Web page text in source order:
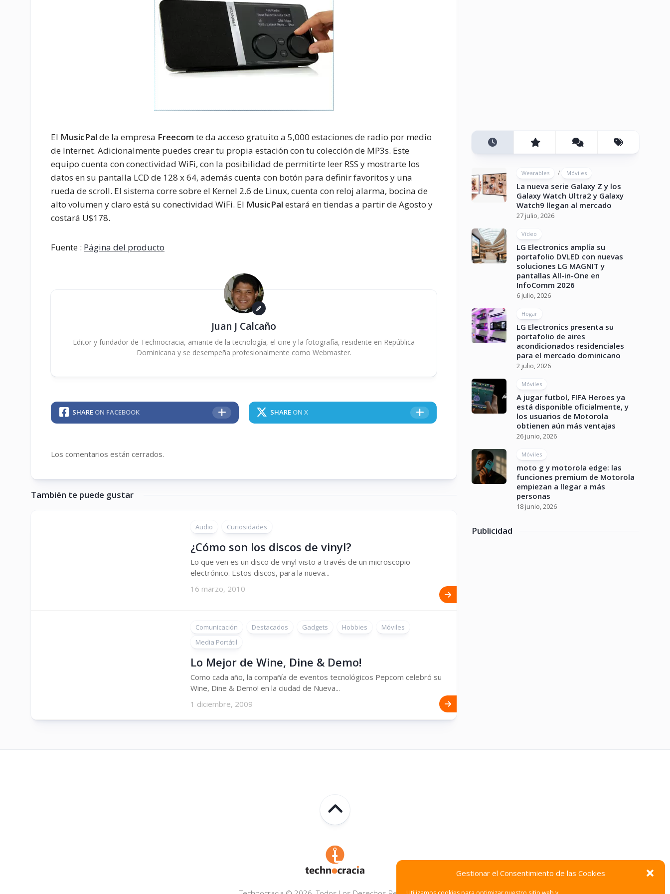
Gestionar el Consentimiento de las Cookies
El MusicPal de la empresa Freecom te da acceso gratuito a 5,000 estaciones de radio por medio
de Internet. Adicionalmente puedes crear tu propia estación con tu colección de MP3s. Este
equipo cuenta con conectividad WiFi, con la posibilidad de permitirte leer RSS y mostrarte los
datos en su pantalla LCD de 128 x 64, además cuenta con botón para definir favoritos y una
rueda de scroll. El sistema corre sobre el Kernel 2.6 de Linux, cuenta con reloj alarma, bocina de
alto volumen y claro está su conectividad WiFi. El MusicPal estará en tiendas a partir de Agosto y
costará U$178.
Fuente : Página del producto
Juan J Calcaño
Editor y fundador de Technocracia, amante de la tecnología, el cine y la fotografía, residente en República
Dominicana y se desempeña profesionalmente como Webmaster.
SHARE ON FACEBOOK SHARE ON X
Los comentarios están cerrados.
También te puede gustar
Audio Curiosidades
¿Cómo son los discos de vinyl?
Lo que ven es un disco de vinyl visto a través de un microscopio
electrónico. Estos discos, para la nueva...
16 marzo, 2010
Comunicación Destacados Gadgets Hobbies
Móviles
Media Portátil
Lo Mejor de Wine, Dine & Demo!
Como cada año, la compañía de eventos tecnológicos Pepcom celebró su
Wine, Dine & Demo! en la ciudad de Nueva...
1 diciembre, 2009
Wearables / Móviles
La nueva serie Galaxy Z y los
Galaxy Watch Ultra2 y Galaxy
Watch9 llegan al mercado
27 julio, 2026
Vídeo
LG Electronics amplía su
portafolio DVLED con nuevas
soluciones LG MAGNIT y
pantallas All-in-One en
InfoComm 2026
6 julio, 2026
Hogar
LG Electronics presenta su
portafolio de aires
acondicionados residenciales
para el mercado dominicano
2 julio, 2026
Móviles
A jugar futbol, FIFA Heroes ya
está disponible oficialmente, y
los usuarios de Motorola
obtienen aún más ventajas
26 junio, 2026
Móviles
moto g y motorola edge: las
funciones premium de Motorola
empiezan a llegar a más
personas
18 junio, 2026
Publicidad